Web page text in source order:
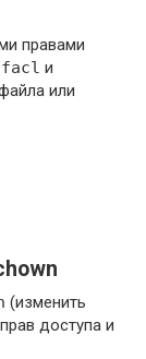
правами
и
или
(изменить
доступа и